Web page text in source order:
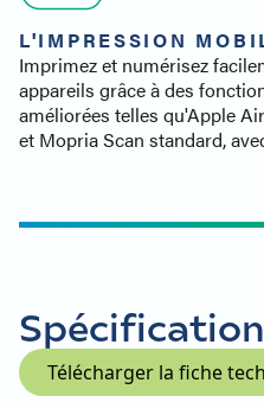
L'IMPRESSION
Imprimez et numérisez
appareils grâce à des
améliorées telles qu'Apple
et Mopria Scan standard,
Télécharger la fiche